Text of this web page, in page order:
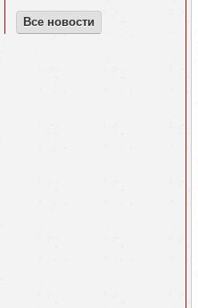
Все новости